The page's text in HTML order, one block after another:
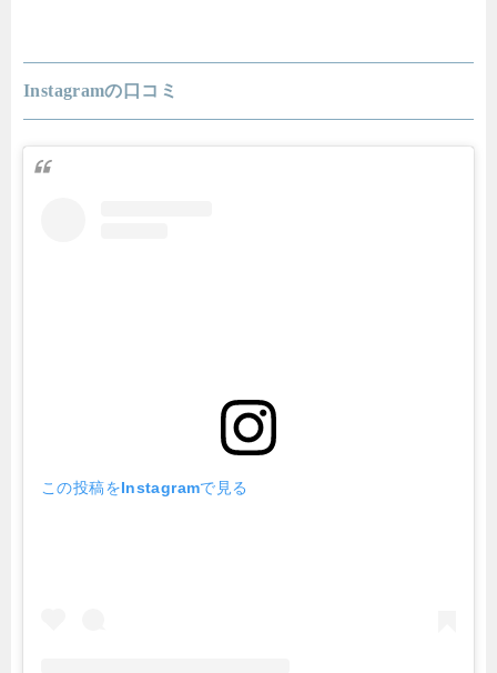
Instagramの口コミ
この投稿をInstagramで見る